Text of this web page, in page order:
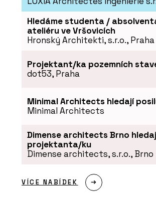
Tvrzený Kámen Noble
Concrete Grey -
TechniStone
Hledáme studenta /
ateliéru ve Vršovicích
Hronský Architekti, s.r.o., Praha
Projektant/ka pozemních
dot53, Praha
Minimal Architects hledají
Minimal Architects
Dimense architects Brno
projektanta/ku
Dimense architects, s.r.o., Brno
VÍCE NABÍDEK